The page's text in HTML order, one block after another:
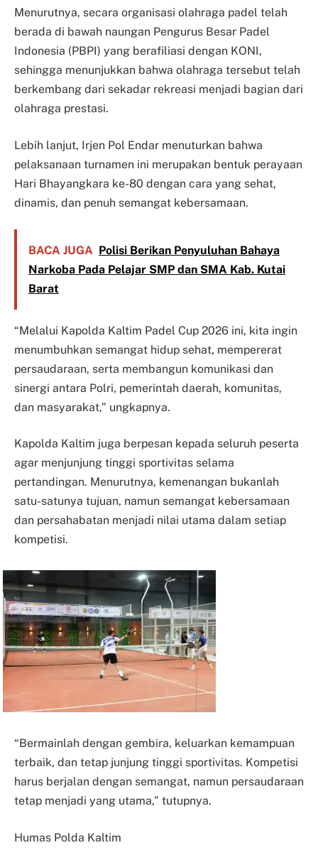
Menurutnya, secara organisasi olahraga padel telah
berada di bawah naungan Pengurus Besar Padel
Indonesia (PBPI) yang berafiliasi dengan KONI,
sehingga menunjukkan bahwa olahraga tersebut telah
berkembang dari sekadar rekreasi menjadi bagian dari
olahraga prestasi.
Lebih lanjut, Irjen Pol Endar menuturkan bahwa
pelaksanaan turnamen ini merupakan bentuk perayaan
Hari Bhayangkara ke-80 dengan cara yang sehat,
dinamis, dan penuh semangat kebersamaan.
BACA JUGA Polisi Berikan Penyuluhan Bahaya
Narkoba Pada Pelajar SMP dan SMA Kab. Kutai
Barat
“Melalui Kapolda Kaltim Padel Cup 2026 ini, kita ingin
menumbuhkan semangat hidup sehat, mempererat
persaudaraan, serta membangun komunikasi dan
sinergi antara Polri, pemerintah daerah, komunitas,
dan masyarakat,” ungkapnya.
Kapolda Kaltim juga berpesan kepada seluruh peserta
agar menjunjung tinggi sportivitas selama
pertandingan. Menurutnya, kemenangan bukanlah
satu-satunya tujuan, namun semangat kebersamaan
dan persahabatan menjadi nilai utama dalam setiap
kompetisi.
“Bermainlah dengan gembira, keluarkan kemampuan
terbaik, dan tetap junjung tinggi sportivitas. Kompetisi
harus berjalan dengan semangat, namun persaudaraan
tetap menjadi yang utama,” tutupnya.
Humas Polda Kaltim